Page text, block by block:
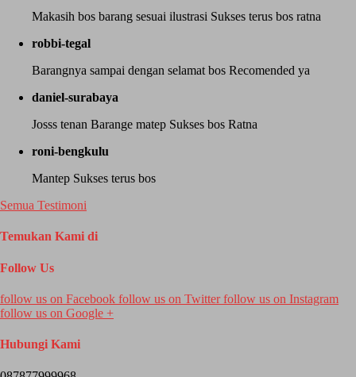
Makasih bos barang sesuai ilustrasi Sukses terus bos ratna
robbi-tegal
Barangnya sampai dengan selamat bos Recomended ya
daniel-surabaya
Josss tenan Barange matep Sukses bos Ratna
roni-bengkulu
Mantep Sukses terus bos
Semua Testimoni
Temukan Kami di
Follow Us
follow us on Facebook follow us on Twitter follow us on Instagram
follow us on Google +
Hubungi Kami